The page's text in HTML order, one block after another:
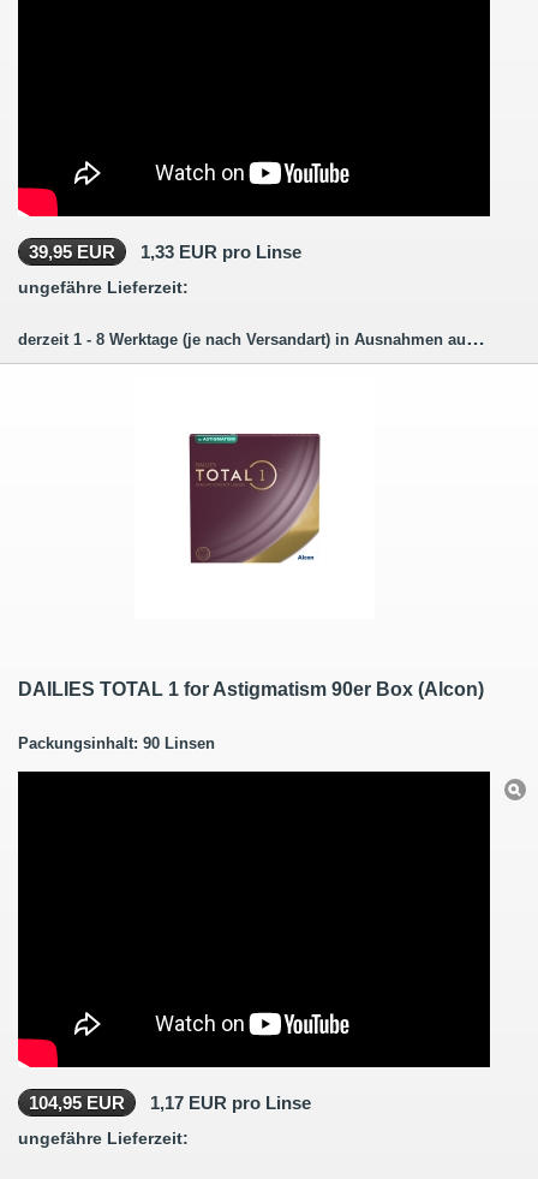
39,95 EUR 1,33 EUR pro Linse
ungefähre Lieferzeit:
derzeit 1 - 8 Werktage (je nach Versandart) in Ausnahmen auch länger.
DAILIES TOTAL 1 for Astigmatism 90er Box (Alcon)
Packungsinhalt: 90 Linsen
104,95 EUR 1,17 EUR pro Linse
ungefähre Lieferzeit: